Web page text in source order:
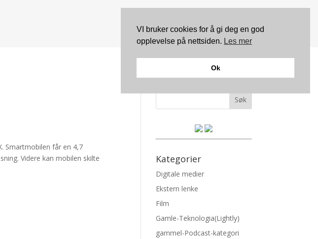
Smartmobilen får en 4,7
Videre kan mobilen skilte
Søk
Kategorier
Digitale medier
Ekstern lenke
Film
Gamle-Teknologia(Lightly)
gammel-Podcast-kategori
VI bruker cookies for å gi deg en god
opplevelse på nettsiden. Les mer
Ok